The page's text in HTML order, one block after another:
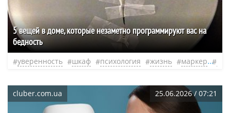
5 вещей в доме, которые незаметно программируют вас на
бедность
уверенность шкаф психология жизнь маркер
cluber.com.ua 25.06.2026 / 07:21